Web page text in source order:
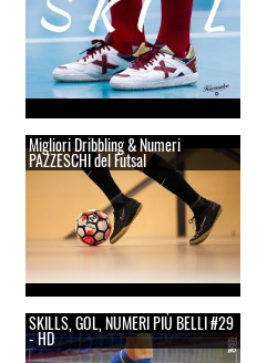
Migliori Dribbling & Numeri
PAZZESCHI del Futsal
SKILLS, GOL, NUMERI PIÙ BELLI #29
- HD